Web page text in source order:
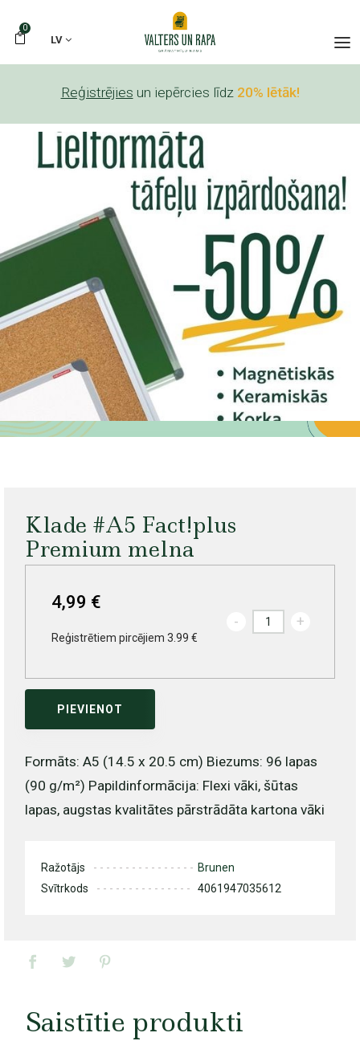
0
LV
Reģistrējies un iepērcies līdz 20% lētāk!
Klade #A5 Fact!plus
Premium melna
4,99 €
Reģistrētiem pircējiem 3.99 €
- +
PIEVIENOT
Formāts: A5 (14.5 x 20.5 cm) Biezums: 96 lapas
(90 g/m²) Papildinformācija: Flexi vāki, šūtas
lapas, augstas kvalitātes pārstrādāta kartona vāki
Ražotājs
Brunen
Svītrkods
4061947035612
Saistītie produkti